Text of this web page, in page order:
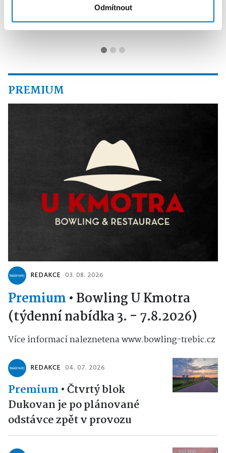
Odmítnout
15. 08.
PREMIUM
REDAKCE 03. 08. 2026
Premium • Bowling U Kmotra
(týdenní nabídka 3. - 7.8.2026)
Více informací naleznetena www.bowling-trebic.cz
REDAKCE 04. 07. 2026
Premium •Čtvrtý blok
Dukovan je po plánované
odstávce zpět v provozu